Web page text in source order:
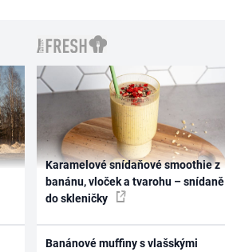
Karamelové snídaňové smoothie z
banánu, vloček a tvarohu – snídaně
do skleničky
Banánové muffiny s vlašskými